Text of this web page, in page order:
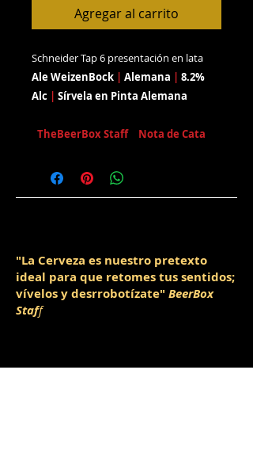
Agregar al carrito
Schneider Tap 6 presentación en lata
Ale WeizenBock | Alemana | 8.2%
Alc | Sírvela en Pinta Alemana
TheBeerBox Staff Nota de Cata
"La Cerveza es nuestro pretexto
ideal para que retomes tus sentidos;
vívelos y desrrobotízate" BeerBox
Staff